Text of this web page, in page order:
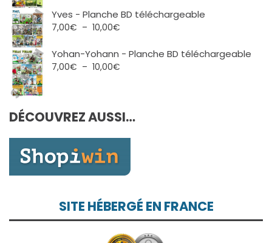
10,00€
prix :
10,00€
Yves - Planche BD téléchargeable
7,00€ – 10,00€
prix :
Yohan-Yohann - Planche BD téléchargeable
7,00€ – 10,00€
à
DÉCOUVREZ AUSSI…
SITE HÉBERGÉ EN FRANCE